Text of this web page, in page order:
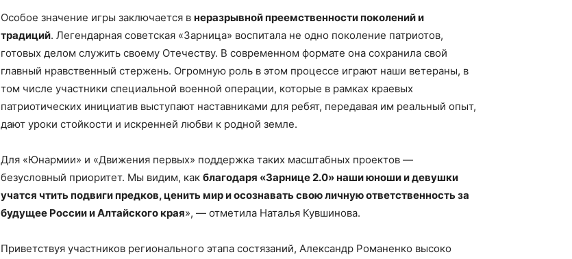
Особое значение игры заключается в неразрывной преемственности поколений и
традиций. Легендарная советская «Зарница» воспитала не одно поколение патриотов,
готовых делом служить своему Отечеству. В современном формате она сохранила свой
главный нравственный стержень. Огромную роль в этом процессе играют наши ветераны, в
том числе участники специальной военной операции, которые в рамках краевых
патриотических инициатив выступают наставниками для ребят, передавая им реальный опыт,
дают уроки стойкости и искренней любви к родной земле.
Для «Юнармии» и «Движения первых» поддержка таких масштабных проектов —
безусловный приоритет. Мы видим, как благодаря «Зарнице 2.0» наши юноши и девушки
учатся чтить подвиги предков, ценить мир и осознавать свою личную ответственность за
будущее России и Алтайского края», — отметила Наталья Кувшинова.
Приветствуя участников регионального этапа состязаний, Александр Романенко высоко